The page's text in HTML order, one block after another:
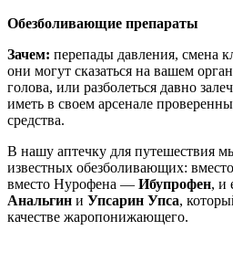
Обезболивающие препараты
Зачем: перепады давления, смена
они могут сказаться на вашем
голова, или разболеться давно
иметь в своем арсенале
средства.
В нашу аптечку для путешествия
известных обезболивающих:
вместо Нурофена — Ибупрофен, и
Анальгин и Упсарин Упса,
качестве жаропонижающего.